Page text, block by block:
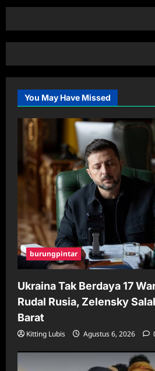
You May Have Missed
burungpintar
Ukraina Tak Berdaya 17
Rudal Rusia, Zelensky
Barat
Kitting Lubis Agustus 6, 2026